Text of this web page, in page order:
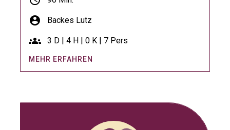
account_circle Backes Lutz
groups 3 D | 4 H | 0 K | 7 Pers
MEHR ERFAHREN